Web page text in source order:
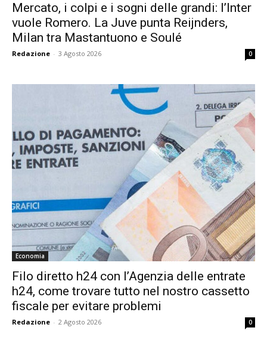
Mercato, i colpi e i sogni delle grandi: l’Inter
vuole Romero. La Juve punta Reijnders,
Milan tra Mastantuono e Soulé
Redazione - 3 Agosto 2026 0
Economia
Filo diretto h24 con l’Agenzia delle entrate
h24, come trovare tutto nel nostro cassetto
fiscale per evitare problemi
Redazione - 2 Agosto 2026 0